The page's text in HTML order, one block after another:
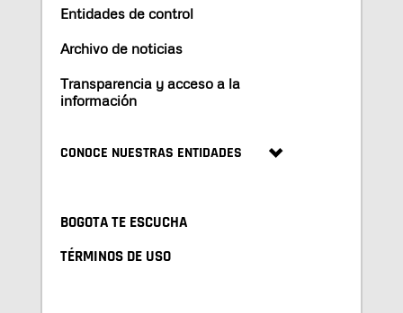
Entidades de control
Archivo de noticias
Transparencia y acceso a la
información
CONOCE NUESTRAS ENTIDADES
BOGOTA TE ESCUCHA
TÉRMINOS DE USO